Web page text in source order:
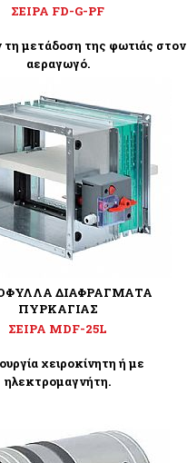
ΣΕΙΡΑ FD-G-PF
τη μετάδοση της φωτιάς στον
αεραγωγό.
ΔΙΑΦΡΑΓΜΑΤΑ
ΠΥΡΚΑΓΙΑΣ
ΣΕΙΡΑ MDF-25L
χειροκίνητη ή με
ηλεκτρομαγνήτη.